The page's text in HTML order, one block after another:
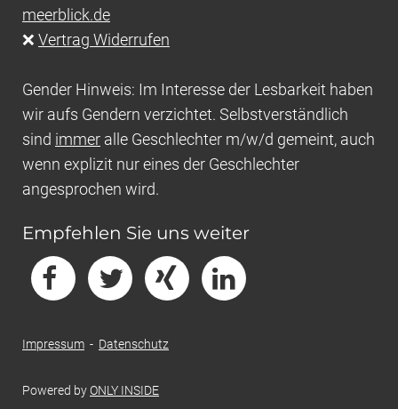
meerblick.de
❌ Vertrag Widerrufen
Gender Hinweis: Im Interesse der Lesbarkeit haben
wir aufs Gendern verzichtet. Selbstverständlich
sind immer alle Geschlechter m/w/d gemeint, auch
wenn explizit nur eines der Geschlechter
angesprochen wird.
Empfehlen Sie uns weiter
Impressum - Datenschutz
Powered byONLY INSIDE